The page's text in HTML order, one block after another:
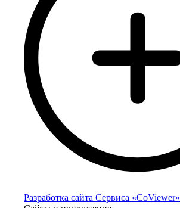
Разработка сайта Сервиса «CoViewer»